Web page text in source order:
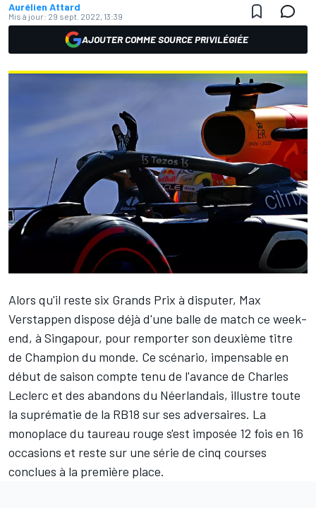
Aurélien Attard
Mis à jour: 29 sept. 2022, 13:39
AJOUTER COMME SOURCE PRIVILÉGIÉE
Alors qu'il reste six Grands Prix à disputer, Max
Verstappen dispose déjà d'une balle de match ce week-
end, à Singapour, pour remporter son deuxième titre
de Champion du monde. Ce scénario, impensable en
début de saison compte tenu de l'avance de Charles
Leclerc et des abandons du Néerlandais, illustre toute
la suprématie de la RB18 sur ses adversaires. La
monoplace du taureau rouge s'est imposée 12 fois en 16
occasions et reste sur une série de cinq courses
conclues à la première place.